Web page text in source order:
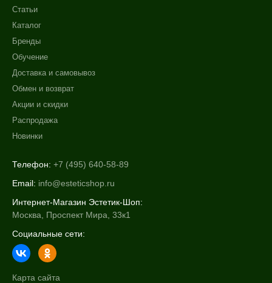
Аминокислоты
Пантенол
Показать еще
Время применения
Ежедневный
Процедура
Демакияж
Статьи
Каталог
Бренды
Обучение
Доставка и самовывоз
Обмен и возврат
Акции и скидки
Распродажа
Новинки
Телефон: +7 (495) 640-58-89
Email: info@esteticshop.ru
Интернет-Магазин Эстетик-Шоп:
Москва, Проспект Мира, 33к1
Социальные сети:
Карта сайта